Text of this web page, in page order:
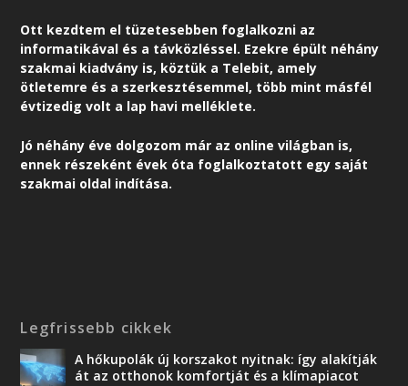
Ott kezdtem el tüzetesebben foglalkozni az
informatikával és a távközléssel. Ezekre épült néhány
szakmai kiadvány is, köztük a Telebit, amely
ötletemre és a szerkesztésemmel, több mint másfél
évtizedig volt a lap havi melléklete.
Jó néhány éve dolgozom már az online világban is,
ennek részeként évek óta foglalkoztatott egy saját
szakmai oldal indítása.
Legfrissebb cikkek
A hőkupolák új korszakot nyitnak: így alakítják
át az otthonok komfortját és a klímapiacot